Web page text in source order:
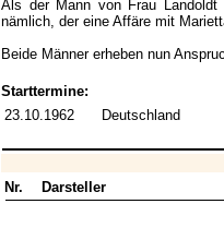
Als der Mann von Frau
nämlich, der eine Affäre mit
Beide Männer erheben nun
Starttermine:
23.10.1962
Deutschland
Nr. Darsteller